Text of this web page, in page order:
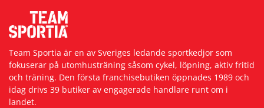
Team Sportia är en av Sveriges ledande sportkedjor som
fokuserar på utomhusträning såsom cykel, löpning, aktiv fritid
och träning. Den första franchisebutiken öppnades 1989 och
idag drivs 39 butiker av engagerade handlare runt om i
landet.